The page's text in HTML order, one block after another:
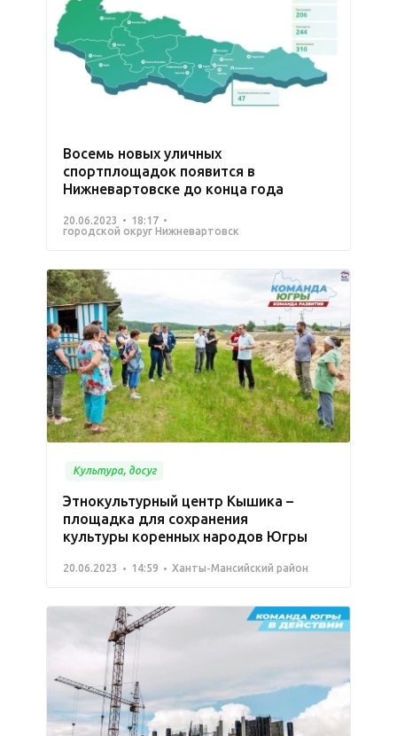
Восемь новых уличных
спортплощадок появится в
Нижневартовске до конца года
20.06.2023
18:17
городской округ Нижневартовск
Культура, досуг
Этнокультурный центр Кышика –
площадка для сохранения
культуры коренных народов Югры
20.06.2023 14:59 Ханты-Мансийский район